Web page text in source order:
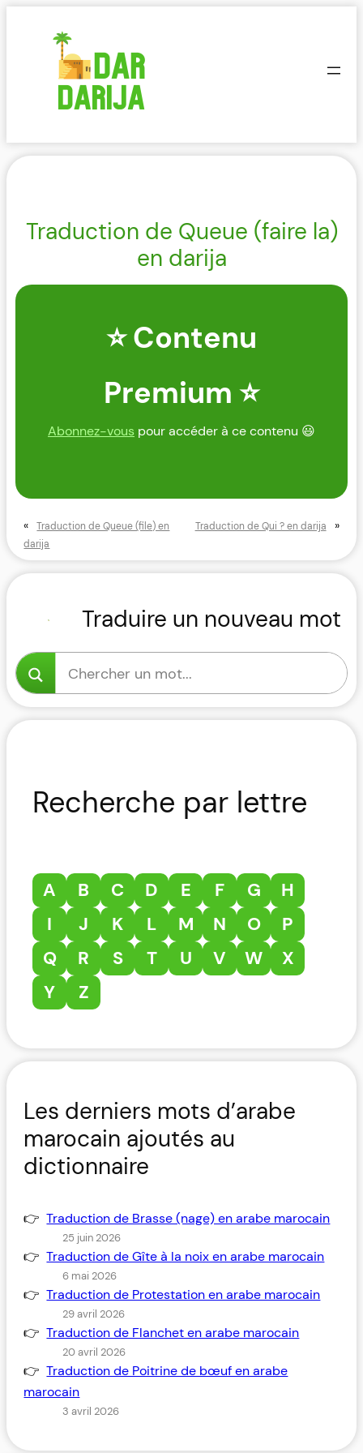
Traduction de Queue (faire la)
en darija
⭐ Contenu
Premium ⭐
Abonnez-vous pour accéder à ce contenu 😃
«
Traduction de Queue (file) en
darija
Traduction de Qui ? en darija »
Traduire un nouveau mot
Recherche par lettre
A B C D E F G
H
I
J K L M N O
P
Q
R S T U V W
X
Y
Z
Les derniers mots d’arabe
marocain ajoutés au
dictionnaire
Traduction de Brasse (nage) en arabe marocain
25 juin 2026
Traduction de Gîte à la noix en arabe marocain
6 mai 2026
Traduction de Protestation en arabe marocain
29 avril 2026
Traduction de Flanchet en arabe marocain
20 avril 2026
Traduction de Poitrine de bœuf en arabe
marocain
3 avril 2026